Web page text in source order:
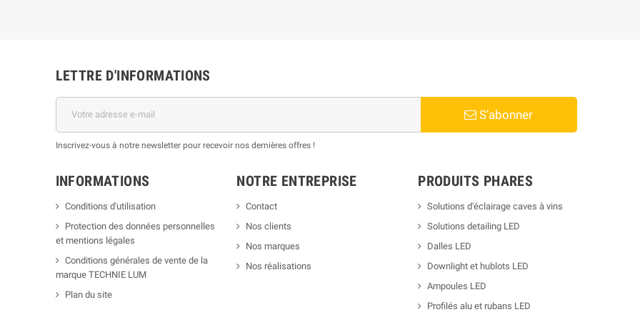
LETTRE D'INFORMATIONS
S’abonner
Inscrivez-vous à notre newsletter pour recevoir nos dernières offres !
INFORMATIONS
Conditions d'utilisation
Protection des données personnelles
et mentions légales
Conditions générales de vente de la
marque TECHNIE LUM
Plan du site
NOTRE ENTREPRISE
Contact
Nos clients
Nos marques
Nos réalisations
PRODUITS PHARES
Solutions d'éclairage caves à vins
Solutions detailing LED
Dalles LED
Downlight et hublots LED
Ampoules LED
Profilés alu et rubans LED